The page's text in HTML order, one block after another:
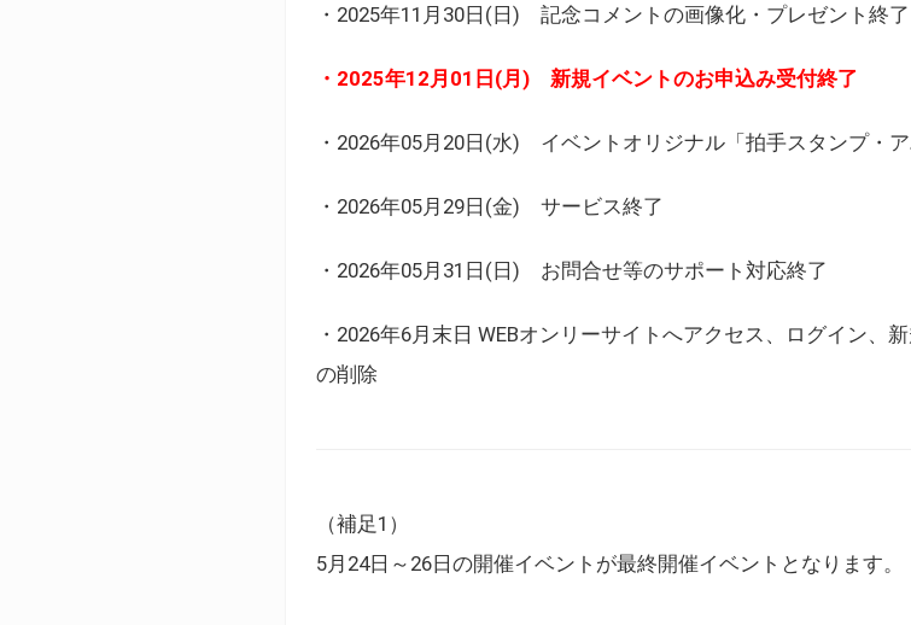
・2025年11月30日(日) 記念コメントの画像化・プレゼント終了
・2025年12月01日(月) 新規イベントのお申込み受付終了
・2026年05月20日(水) イベントオリジナル「拍手スタンプ・
・2026年05月29日(金) サービス終了
・2026年05月31日(日) お問合せ等のサポート対応終了
・2026年6月末日 WEBオンリーサイトへアクセス、ログイン、
の削除
（補足1）
5月24日～26日の開催イベントが最終開催イベントとなります。